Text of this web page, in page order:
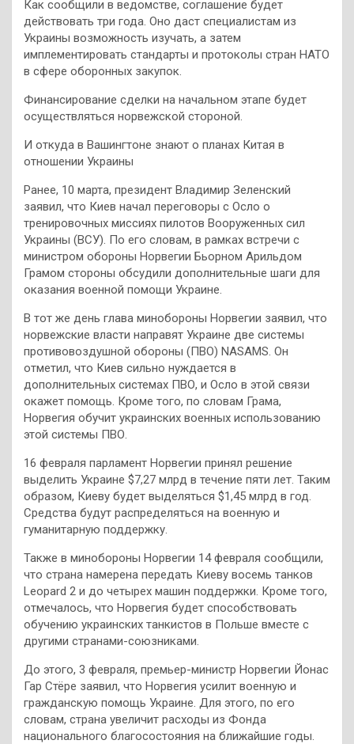
Как сообщили в ведомстве, соглашение будет
действовать три года. Оно даст специалистам из
Украины возможность изучать, а затем
имплементировать стандарты и протоколы стран НАТО
в сфере оборонных закупок.
Финансирование сделки на начальном этапе будет
осуществляться норвежской стороной.
И откуда в Вашингтоне знают о планах Китая в
отношении Украины
Ранее, 10 марта, президент Владимир Зеленский
заявил, что Киев начал переговоры с Осло о
тренировочных миссиях пилотов Вооруженных сил
Украины (ВСУ). По его словам, в рамках встречи с
министром обороны Норвегии Бьорном Арильдом
Грамом стороны обсудили дополнительные шаги для
оказания военной помощи Украине.
В тот же день глава минобороны Норвегии заявил, что
норвежские власти направят Украине две системы
противовоздушной обороны (ПВО) NASAMS. Он
отметил, что Киев сильно нуждается в
дополнительных системах ПВО, и Осло в этой связи
окажет помощь. Кроме того, по словам Грама,
Норвегия обучит украинских военных использованию
этой системы ПВО.
16 февраля парламент Норвегии принял решение
выделить Украине $7,27 млрд в течение пяти лет. Таким
образом, Киеву будет выделяться $1,45 млрд в год.
Средства будут распределяться на военную и
гуманитарную поддержку.
Также в минобороны Норвегии 14 февраля сообщили,
что страна намерена передать Киеву восемь танков
Leopard 2 и до четырех машин поддержки. Кроме того,
отмечалось, что Норвегия будет способствовать
обучению украинских танкистов в Польше вместе с
другими странами-союзниками.
До этого, 3 февраля, премьер-министр Норвегии Йонас
Гар Стёре заявил, что Норвегия усилит военную и
гражданскую помощь Украине. Для этого, по его
словам, страна увеличит расходы из Фонда
национального благосостояния на ближайшие годы.